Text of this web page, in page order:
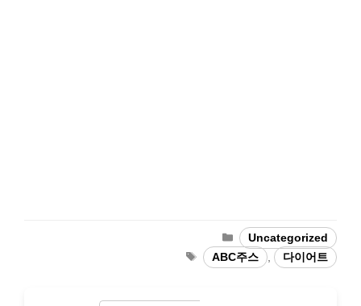
Categories
Uncategorized
Tags
ABC주스 다이어트